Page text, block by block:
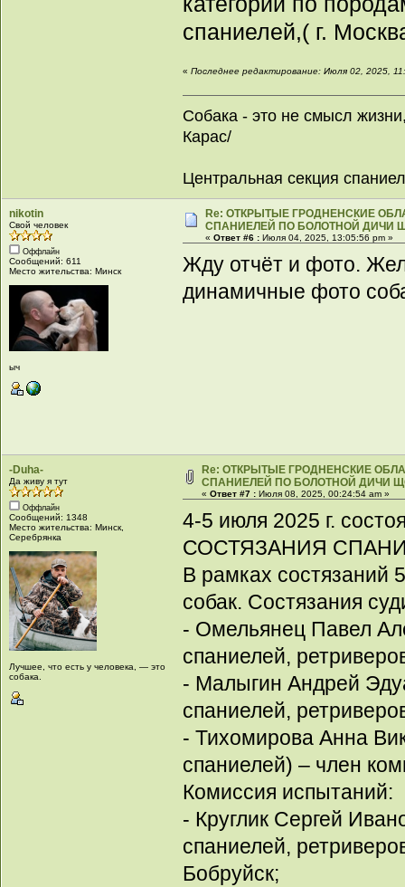
спаниелей,( г.
«Последнее редактирование: Июля 02, 2025,
Собака - это не смысл
Карас/
Центральная секция
nikotin
Свой человек
Оффлайн
Сообщений: 611
Место жительства: Минск
ыч
Re: ОТКРЫТЫЕ ГРОДНЕНСКИЕ
СПАНИЕЛЕЙ ПО БОЛОТНОЙ ДИЧИ
«Ответ #6 : Июля 04, 2025, 13:05:56 pm »
Жду отчёт и фото.
динамичные фото
-Duha-
Да живу я тут
Оффлайн
Сообщений: 1348
Место жительства: Минск,
Серебрянка
Лучшее, что есть у человека, — это
собака.
Re: ОТКРЫТЫЕ ГРОДНЕНСКИЕ
СПАНИЕЛЕЙ ПО БОЛОТНОЙ ДИЧИ
«Ответ #7 : Июля 08, 2025, 00:24:54 am »
4-5 июля 2025 г.
СОСТЯЗАНИЯ
В рамках состязаний
собак. Состязания
- Омельянец Павел
спаниелей,
- Малыгин Андрей
спаниелей,
- Тихомирова Анна
спаниелей) – член
Комиссия испытаний:
- Круглик Сергей
спаниелей,
Бобруйск;